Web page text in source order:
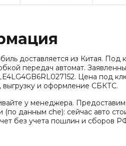
доставляется из Китая. Под
передач автомат.
Цена под
и оформление СБКТС.
у менеджера.
данным che): сейчас авто
без учета пошлин и сборов
стандарт Китай VI),